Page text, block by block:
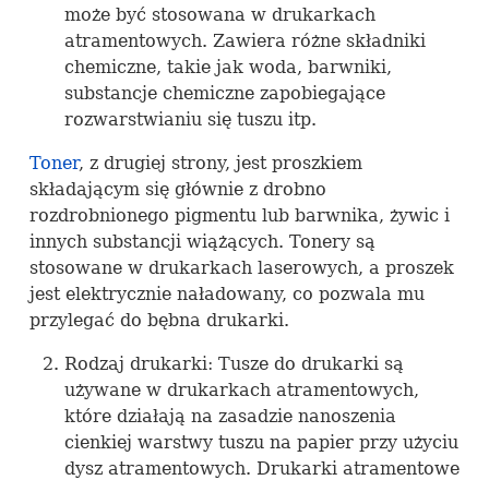
może być stosowana w drukarkach
atramentowych. Zawiera różne składniki
chemiczne, takie jak woda, barwniki,
substancje chemiczne zapobiegające
rozwarstwianiu się tuszu itp.
Toner, z drugiej strony, jest proszkiem
składającym się głównie z drobno
rozdrobnionego pigmentu lub barwnika, żywic i
innych substancji wiążących. Tonery są
stosowane w drukarkach laserowych, a proszek
jest elektrycznie naładowany, co pozwala mu
przylegać do bębna drukarki.
Rodzaj drukarki: Tusze do drukarki są
używane w drukarkach atramentowych,
które działają na zasadzie nanoszenia
cienkiej warstwy tuszu na papier przy użyciu
dysz atramentowych. Drukarki atramentowe